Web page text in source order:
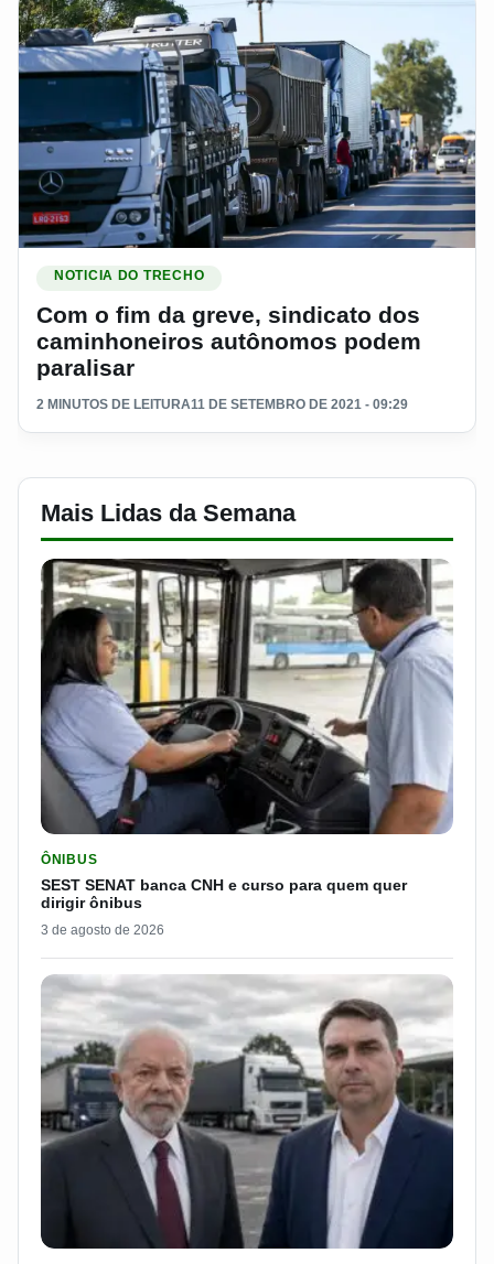
NOTICIA DO TRECHO
Com o fim da greve, sindicato dos
caminhoneiros autônomos podem
paralisar
2 MINUTOS DE LEITURA11 DE SETEMBRO DE 2021 - 09:29
Mais Lidas da Semana
ÔNIBUS
SEST SENAT banca CNH e curso para quem quer
dirigir ônibus
3 de agosto de 2026